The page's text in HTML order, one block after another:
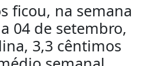
ficou, na semana
04 de setembro,
3,3 cêntimos